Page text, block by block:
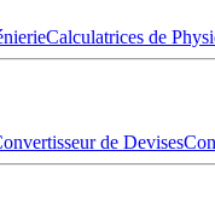
Calculatrices de
de Devises